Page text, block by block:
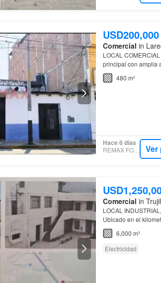
USD200,000
Comercial in
LOCAL
principal con amplia
480 m²
Hace 6 días
REMAX FOCUS Ver
Comercial in
LOCAL
Ubicado en el
Trujillo
6,000 m²
Electricidad